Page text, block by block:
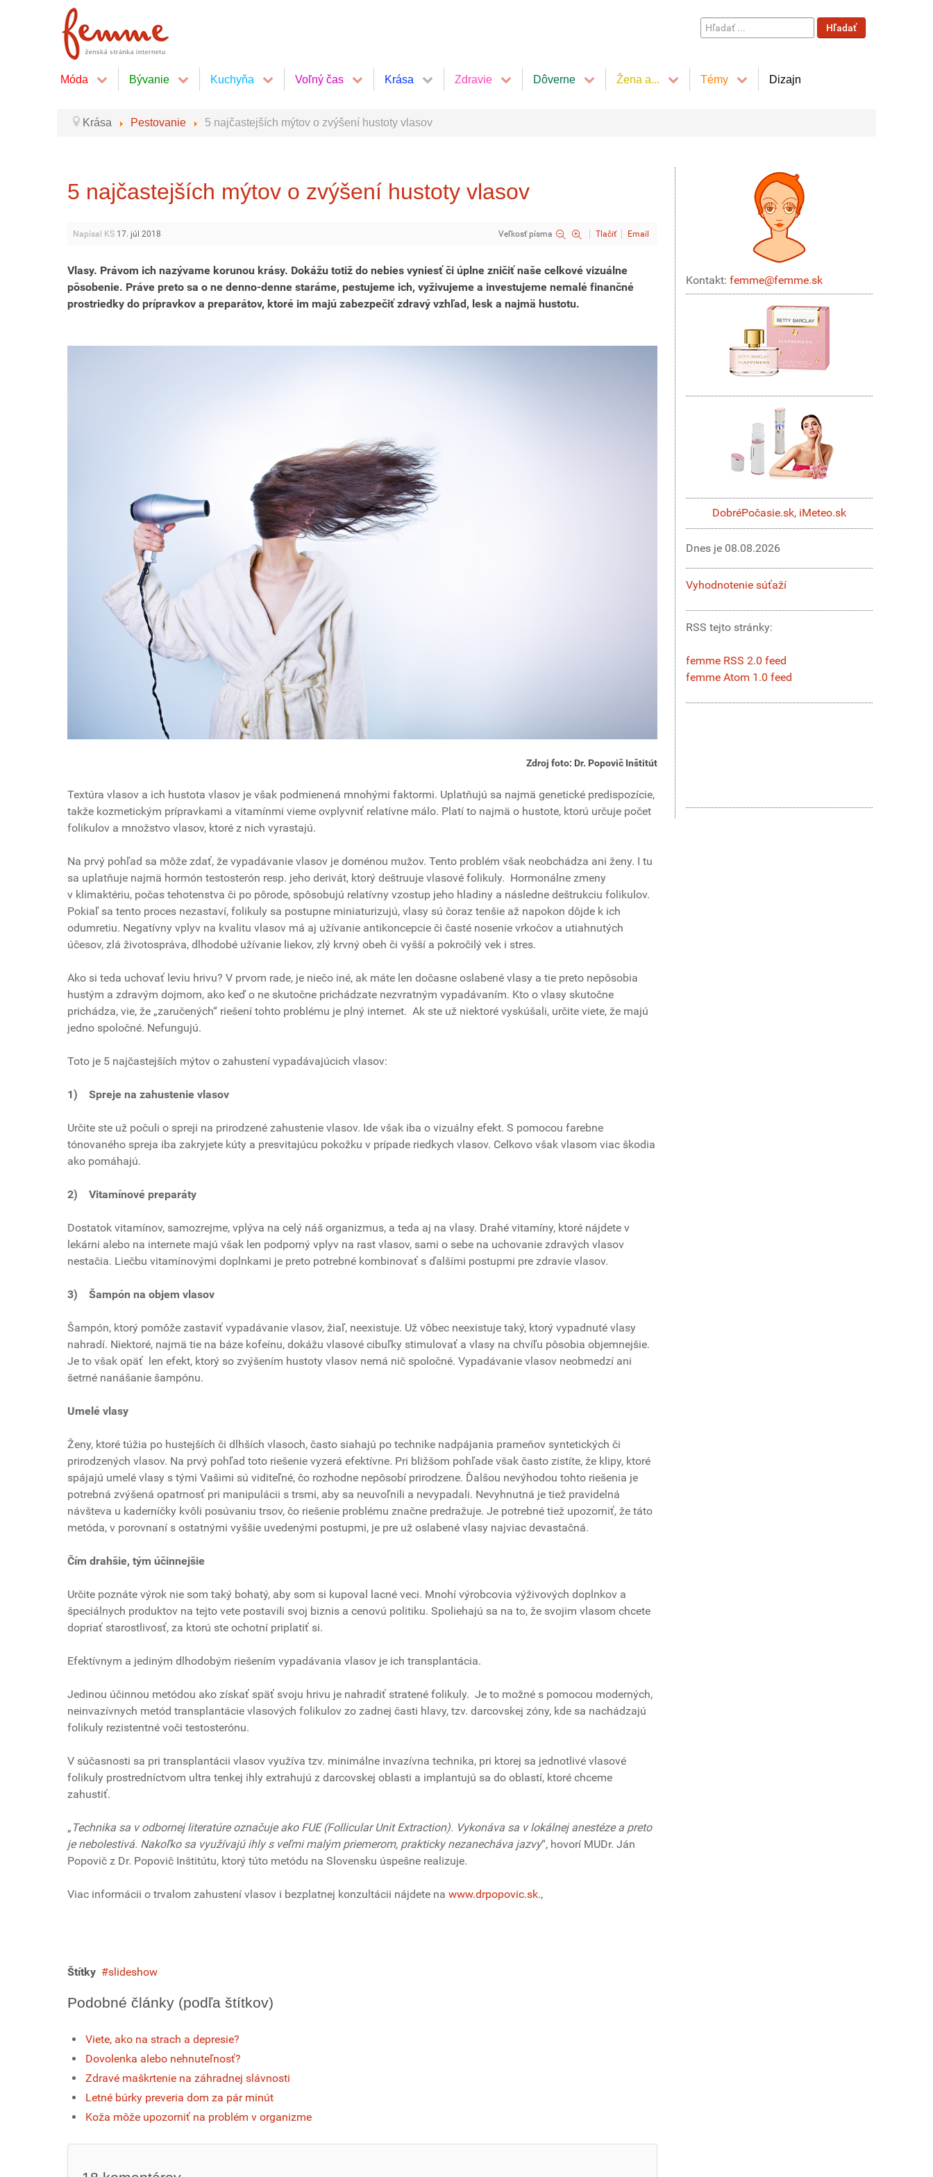
Hľadať
...
Hľadať
Móda Bývanie Kuchyňa Voľný čas Krása Zdravie Dôverne Žena a... Témy Dizajn
Krása Pestovanie 5 najčastejších mýtov o zvýšení hustoty vlasov
5 najčastejších mýtov o zvýšení hustoty vlasov
Napísal KS 17. júl 2018 Veľkosť písma Tlačiť Email
Vlasy. Právom ich nazývame korunou krásy. Dokážu totiž do nebies vyniesť či úplne zničiť naše celkové vizuálne
pôsobenie. Práve preto sa o ne denno-denne staráme, pestujeme ich, vyživujeme a investujeme nemalé finančné
prostriedky do prípravkov a preparátov, ktoré im majú zabezpečiť zdravý vzhľad, lesk a najmä hustotu.
Zdroj foto: Dr. Popovič Inštitút
Textúra vlasov a ich hustota vlasov je však podmienená mnohými faktormi. Uplatňujú sa najmä genetické predispozície,
takže kozmetickým prípravkami a vitamínmi vieme ovplyvniť relatívne málo. Platí to najmä o hustote, ktorú určuje počet
folikulov a množstvo vlasov, ktoré z nich vyrastajú.
Na prvý pohľad sa môže zdať, že vypadávanie vlasov je doménou mužov. Tento problém však neobchádza ani ženy. I tu
sa uplatňuje najmä hormón testosterón resp. jeho derivát, ktorý deštruuje vlasové folikuly. Hormonálne zmeny
v klimaktériu, počas tehotenstva či po pôrode, spôsobujú relatívny vzostup jeho hladiny a následne deštrukciu folikulov.
Pokiaľ sa tento proces nezastaví, folikuly sa postupne miniaturizujú, vlasy sú čoraz tenšie až napokon dôjde k ich
odumretiu. Negatívny vplyv na kvalitu vlasov má aj užívanie antikoncepcie či časté nosenie vrkočov a utiahnutých
účesov, zlá životospráva, dlhodobé užívanie liekov, zlý krvný obeh či vyšší a pokročilý vek i stres.
Ako si teda uchovať leviu hrivu? V prvom rade, je niečo iné, ak máte len dočasne oslabené vlasy a tie preto nepôsobia
hustým a zdravým dojmom, ako keď o ne skutočne prichádzate nezvratným vypadávaním. Kto o vlasy skutočne
prichádza, vie, že „zaručených“ riešení tohto problému je plný internet. Ak ste už niektoré vyskúšali, určite viete, že majú
jedno spoločné. Nefungujú.
Toto je 5 najčastejších mýtov o zahustení vypadávajúcich vlasov:
1) Spreje na zahustenie vlasov
Určite ste už počuli o spreji na prirodzené zahustenie vlasov. Ide však iba o vizuálny efekt. S pomocou farebne
tónovaného spreja iba zakryjete kúty a presvitajúcu pokožku v prípade riedkych vlasov. Celkovo však vlasom viac škodia
ako pomáhajú.
2) Vitamínové preparáty
Dostatok vitamínov, samozrejme, vplýva na celý náš organizmus, a teda aj na vlasy. Drahé vitamíny, ktoré nájdete v
lekárni alebo na internete majú však len podporný vplyv na rast vlasov, sami o sebe na uchovanie zdravých vlasov
nestačia. Liečbu vitamínovými doplnkami je preto potrebné kombinovať s ďalšími postupmi pre zdravie vlasov.
3) Šampón na objem vlasov
Šampón, ktorý pomôže zastaviť vypadávanie vlasov, žiaľ, neexistuje. Už vôbec neexistuje taký, ktorý vypadnuté vlasy
nahradí. Niektoré, najmä tie na báze kofeínu, dokážu vlasové cibuľky stimulovať a vlasy na chvíľu pôsobia objemnejšie.
Je to však opäť len efekt, ktorý so zvýšením hustoty vlasov nemá nič spoločné. Vypadávanie vlasov neobmedzí ani
šetrné nanášanie šampónu.
Umelé vlasy
Ženy, ktoré túžia po hustejších či dlhších vlasoch, často siahajú po technike nadpájania prameňov syntetických či
prirodzených vlasov. Na prvý pohľad toto riešenie vyzerá efektívne. Pri bližšom pohľade však často zistíte, že klipy, ktoré
spájajú umelé vlasy s tými Vašimi sú viditeľné, čo rozhodne nepôsobí prirodzene. Ďalšou nevýhodou tohto riešenia je
potrebná zvýšená opatrnosť pri manipulácii s trsmi, aby sa neuvoľnili a nevypadali. Nevyhnutná je tiež pravidelná
návšteva u kaderníčky kvôli posúvaniu trsov, čo riešenie problému značne predražuje. Je potrebné tiež upozorniť, že táto
metóda, v porovnaní s ostatnými vyššie uvedenými postupmi, je pre už oslabené vlasy najviac devastačná.
Čím drahšie, tým účinnejšie
Určite poznáte výrok nie som taký bohatý, aby som si kupoval lacné veci. Mnohí výrobcovia výživových doplnkov a
špeciálnych produktov na tejto vete postavili svoj biznis a cenovú politiku. Spoliehajú sa na to, že svojim vlasom chcete
dopriať starostlivosť, za ktorú ste ochotní priplatiť si.
Efektívnym a jediným dlhodobým riešením vypadávania vlasov je ich transplantácia.
Jedinou účinnou metódou ako získať späť svoju hrivu je nahradiť stratené folikuly. Je to možné s pomocou moderných,
neinvazívnych metód transplantácie vlasových folikulov zo zadnej časti hlavy, tzv. darcovskej zóny, kde sa nachádzajú
folikuly rezistentné voči testosterónu.
V súčasnosti sa pri transplantácii vlasov využíva tzv. minimálne invazívna technika, pri ktorej sa jednotlivé vlasové
folikuly prostredníctvom ultra tenkej ihly extrahujú z darcovskej oblasti a implantujú sa do oblastí, ktoré chceme
zahustiť.
„ Technika sa v odbornej literatúre označuje ako FUE (Follicular Unit Extraction). Vykonáva sa v lokálnej anestéze a preto
je nebolestivá. Nakoľko sa využívajú ihly s veľmi malým priemerom, prakticky nezanecháva jazvy“, hovorí MUDr. Ján
Popovič z Dr. Popovič Inštitútu, ktorý túto metódu na Slovensku úspešne realizuje.
Viac informácii o trvalom zahustení vlasov i bezplatnej konzultácii nájdete na www.drpopovic.sk.,
Štítky slideshow
Podobné články (podľa štítkov)
Viete, ako na strach a depresie?
Dovolenka alebo nehnuteľnosť?
Zdravé maškrtenie na záhradnej slávnosti
Letné búrky preveria dom za pár minút
Koža môže upozorniť na problém v organizme
Kontakt: femme@femme.sk
DobréPočasie.sk, iMeteo.sk
Dnes je 08.08.2026
Vyhodnotenie súťaží
RSS tejto stránky:
femme RSS 2.0 feed
femme Atom 1.0 feed